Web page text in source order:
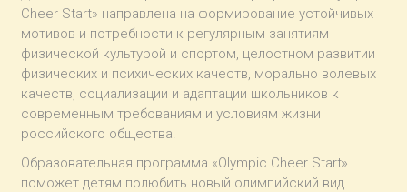
Cheer Start» направлена на формирование устойчивых
мотивов и потребности к регулярным занятиям
физической культурой и спортом, целостном развитии
физических и психических качеств, морально волевых
качеств, социализации и адаптации школьников к
современным требованиям и условиям жизни
российского общества.
Образовательная программа «Olympic Cheer Start»
поможет детям полюбить новый олимпийский вид